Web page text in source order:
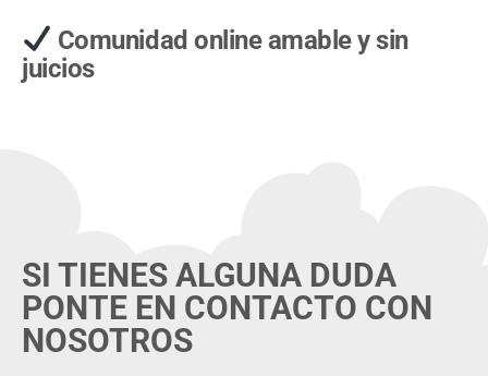
Comunidad online amable y sin
juicios
SI TIENES ALGUNA DUDA
PONTE EN CONTACTO CON
NOSOTROS